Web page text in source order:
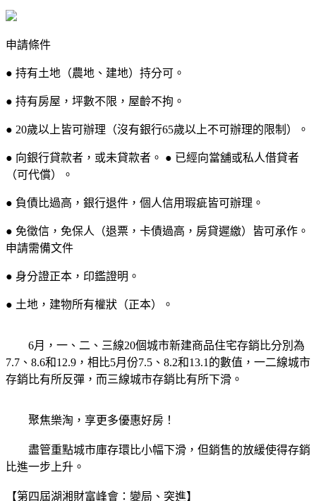
申請條件
● 持有土地（農地、建地）持分可。
● 持有房屋，坪數不限，屋齡不拘。
● 20歲以上皆可辦理（沒有銀行65歲以上不可辦理的限制）。
● 向銀行貸款者，或未貸款者。 ● 已經向當舖或私人借貸者
（可代償）。
● 負債比過高，銀行退件，個人信用瑕疵皆可辦理。
● 免徵信，免保人（退票，卡債過高，房貸遲繳）皆可承作。
申請需備文件
● 身分證正本，印鑑證明。
● 土地，建物所有權狀（正本）。
6月，一、二、三線20個城市新建商品住宅存銷比分別為
7.7、8.6和12.9，相比5月份7.5、8.2和13.1的數值，一二線城市
存銷比有所反彈，而三線城市存銷比有所下滑。
聚焦樂淘，享更多優惠好房！
盡管重點城市庫存環比小幅下滑，但銷售的放緩使得存銷
比進一步上升。
【第四屆湖湘財富峰會：變局、突進】